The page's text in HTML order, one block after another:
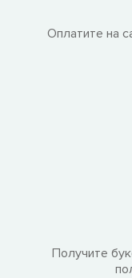
Оплатите на
Получите